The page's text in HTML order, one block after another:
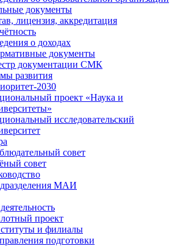
документы
лицензия, аккредитация
о доходах
документы
документации СМК
развития
2030
проект «Наука и
исследовательский
совет
совет
МАИ
проект
и филиалы
подготовки